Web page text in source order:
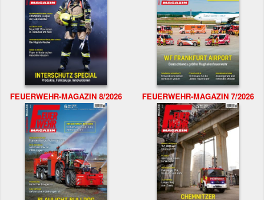
FEUERWEHR-MAGAZIN 8/2026 FEUERWEHR-MAGAZIN 7/2026